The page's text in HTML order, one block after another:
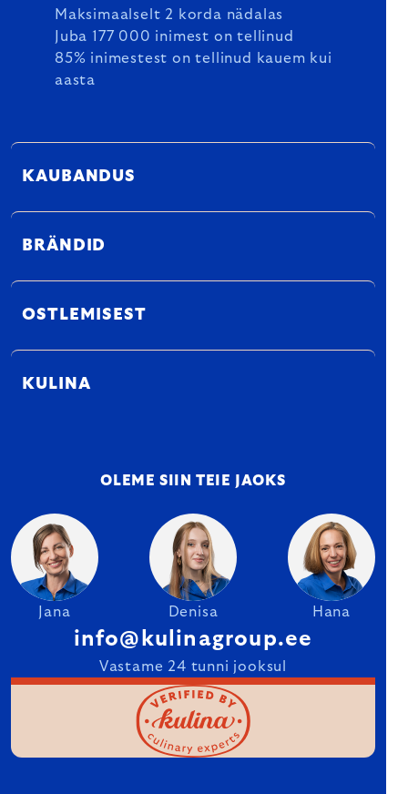
Maksimaalselt 2 korda nädalas
Juba 177 000 inimest on tellinud
85% inimestest on tellinud kauem kui
aasta
KAUBANDUS
BRÄNDID
OSTLEMISEST
KULINA
OLEME SIIN TEIE JAOKS
Jana Denisa Hana
info@kulinagroup.ee
Vastame 24 tunni jooksul